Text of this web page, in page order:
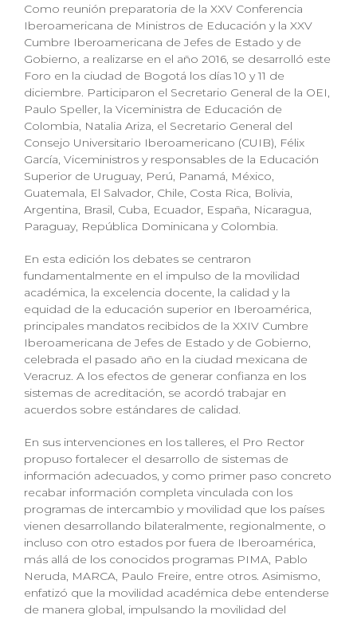
Como reunión preparatoria de la XXV Conferencia
Iberoamericana de Ministros de Educación y la XXV
Cumbre Iberoamericana de Jefes de Estado y de
Gobierno, a realizarse en el año 2016, se desarrolló este
Foro en la ciudad de Bogotá los días 10 y 11 de
diciembre. Participaron el Secretario General de la OEI,
Paulo Speller, la Viceministra de Educación de
Colombia, Natalia Ariza, el Secretario General del
Consejo Universitario Iberoamericano (CUIB), Félix
García, Viceministros y responsables de la Educación
Superior de Uruguay, Perú, Panamá, México,
Guatemala, El Salvador, Chile, Costa Rica, Bolivia,
Argentina, Brasil, Cuba, Ecuador, España, Nicaragua,
Paraguay, República Dominicana y Colombia.
En esta edición los debates se centraron
fundamentalmente en el impulso de la movilidad
académica, la excelencia docente, la calidad y la
equidad de la educación superior en Iberoamérica,
principales mandatos recibidos de la XXIV Cumbre
Iberoamericana de Jefes de Estado y de Gobierno,
celebrada el pasado año en la ciudad mexicana de
Veracruz. A los efectos de generar confianza en los
sistemas de acreditación, se acordó trabajar en
acuerdos sobre estándares de calidad.
En sus intervenciones en los talleres, el Pro Rector
propuso fortalecer el desarrollo de sistemas de
información adecuados, y como primer paso concreto
recabar información completa vinculada con los
programas de intercambio y movilidad que los países
vienen desarrollando bilateralmente, regionalmente, o
incluso con otro estados por fuera de Iberoamérica,
más allá de los conocidos programas PIMA, Pablo
Neruda, MARCA, Paulo Freire, entre otros. Asimismo,
enfatizó que la movilidad académica debe entenderse
de manera global, impulsando la movilidad del